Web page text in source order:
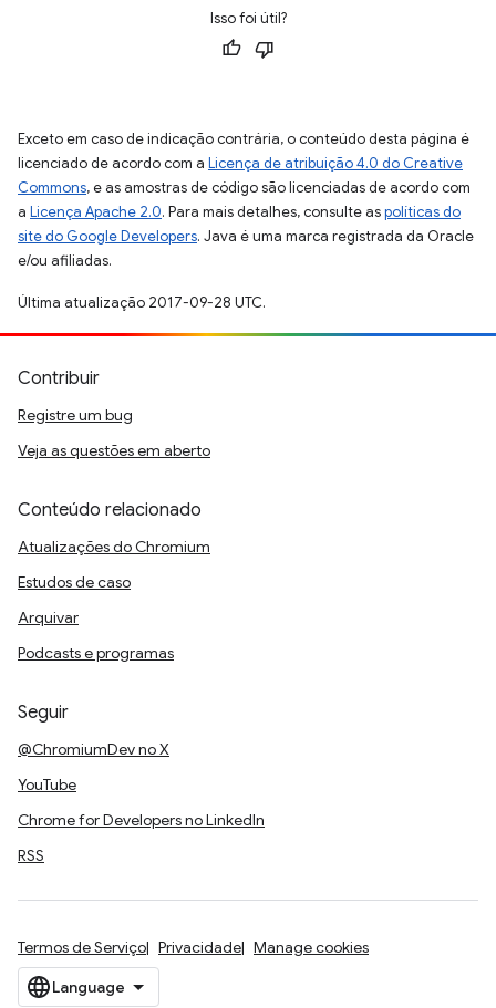
Isso foi útil?
Exceto em caso de indicação contrária, o conteúdo desta página é
licenciado de acordo com a Licença de atribuição 4.0 do Creative
Commons, e as amostras de código são licenciadas de acordo com
a Licença Apache 2.0. Para mais detalhes, consulte aspolíticas do
site do Google Developers. Java é uma marca registrada da Oracle
e/ou afiliadas.
Última atualização 2017-09-28 UTC.
Contribuir
Registre um bug
Veja as questões em aberto
Conteúdo relacionado
Atualizações do Chromium
Estudos de caso
Arquivar
Podcasts e programas
Seguir
@ChromiumDev no X
YouTube
Chrome for Developers no LinkedIn
RSS
Termos de Serviço Privacidade Manage cookies